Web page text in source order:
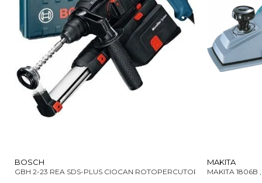
BOSCH
GBH 2-23 REA SDS-PLUS CIOCAN ROTOPERCUTOR 2.3J 710W
MAKITA
MAKITA 1806B